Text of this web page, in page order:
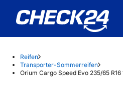
Reifen
Transporter-Sommerreifen
Orium Cargo Speed Evo 235/65 R16